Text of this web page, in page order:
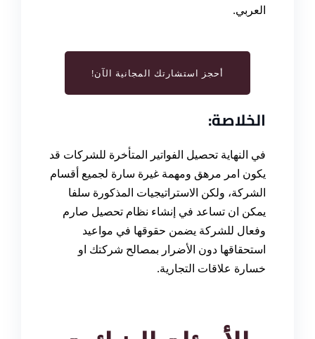
العربي.
أحجز استشارتك المجانية الآن!
الخلاصة:
في النهاية تحصيل الفواتير المتأخرة للشركات قد
يكون امر مرهق ومهمة غيرة سارة لجميع أقسام
الشركة، ولكن الاستراتيجيات المذكورة سلفا
يمكن ان تساعد في إنشاء نظام تحصيل صارم
وفعال للشركة يضمن حقوقها في مواعيد
استحقاقها دون الأضرار بمصالح شركتك او
خسارة علاقات التجارية.